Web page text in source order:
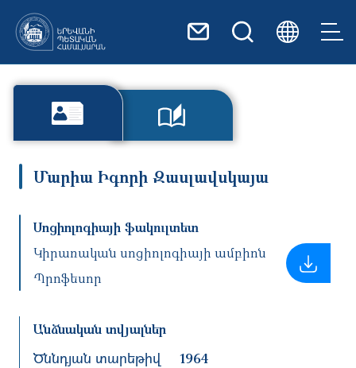
Մարիա Իգորի Զասլավսկայա
Սոցիոլոգիայի ֆակուլտետ
Կիրառական սոցիոլոգիայի ամբիոն
Պրոֆեսոր
Անձնական տվյալներ
Ծննդյան տարեթիվ 1964